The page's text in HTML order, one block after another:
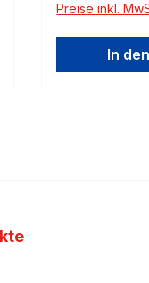
Preise inkl.
In